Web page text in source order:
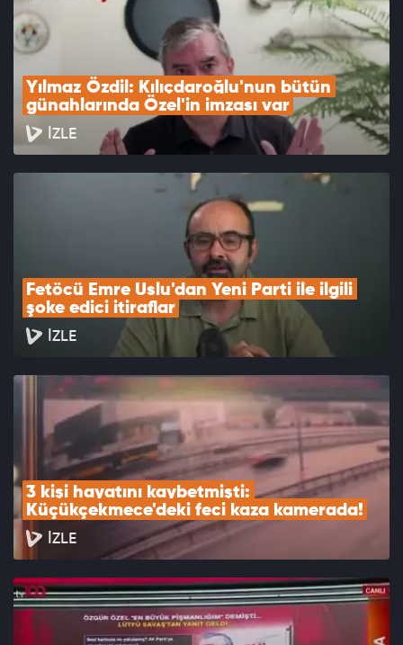
Yılmaz Özdil: Kılıçdaroğlu'nun bütün
günahlarında Özel'in imzası var
İZLE
Fetöcü Emre Uslu'dan Yeni Parti ile ilgili
şoke edici itiraflar
İZLE
3 kişi hayatını kaybetmişti:
Küçükçekmece'deki feci kaza kamerada!
İZLE